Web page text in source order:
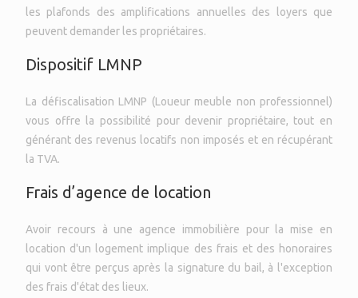
les plafonds des amplifications annuelles des loyers que
peuvent demander les propriétaires.
Dispositif LMNP
La défiscalisation LMNP (Loueur meuble non professionnel)
vous offre la possibilité pour devenir propriétaire, tout en
générant des revenus locatifs non imposés et en récupérant
la TVA.
Frais d’agence de location
Avoir recours à une agence immobilière pour la mise en
location d'un logement implique des frais et des honoraires
qui vont être perçus après la signature du bail, à l'exception
des frais d'état des lieux.